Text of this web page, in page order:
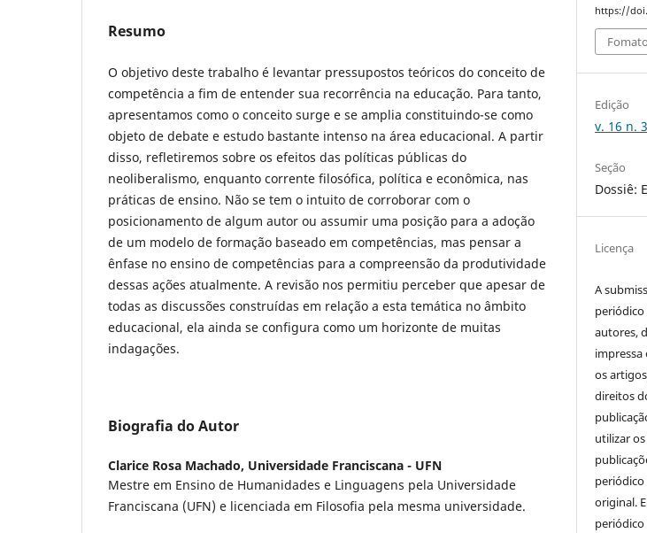
Resumo
O objetivo deste trabalho é levantar pressupostos teóricos do conceito de
competência a fim de entender sua recorrência na educação. Para tanto,
apresentamos como o conceito surge e se amplia constituindo-se como
objeto de debate e estudo bastante intenso na área educacional. A partir
disso, refletiremos sobre os efeitos das políticas públicas do
neoliberalismo, enquanto corrente filosófica, política e econômica, nas
práticas de ensino. Não se tem o intuito de corroborar com o
posicionamento de algum autor ou assumir uma posição para a adoção
de um modelo de formação baseado em competências, mas pensar a
ênfase no ensino de competências para a compreensão da produtividade
dessas ações atualmente. A revisão nos permitiu perceber que apesar de
todas as discussões construídas em relação a esta temática no âmbito
educacional, ela ainda se configura como um horizonte de muitas
indagações.
Biografia do Autor
Clarice Rosa Machado, Universidade Franciscana - UFN
Mestre em Ensino de Humanidades e Linguagens pela Universidade
Franciscana (UFN) e licenciada em Filosofia pela mesma universidade.
https://
Edição
v. 16 n.
Seção
Dossiê:
Licença
A
periódico
autores,
impressa
os
direitos
utilizar
original.
periódico